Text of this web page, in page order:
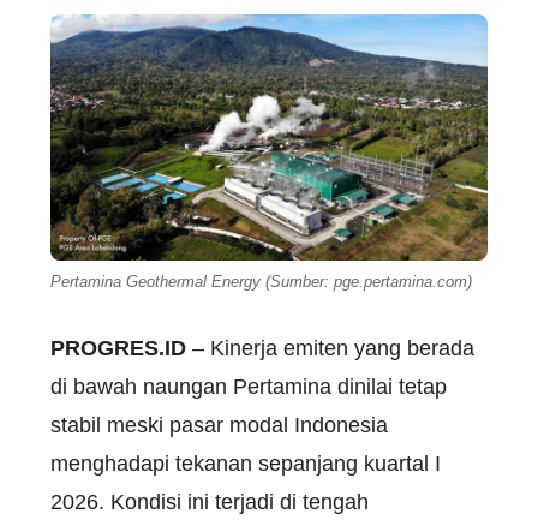
Pertamina Geothermal Energy (Sumber: pge.pertamina.com)
PROGRES.ID – Kinerja emiten yang berada
di bawah naungan Pertamina dinilai tetap
stabil meski pasar modal Indonesia
menghadapi tekanan sepanjang kuartal I
2026. Kondisi ini terjadi di tengah